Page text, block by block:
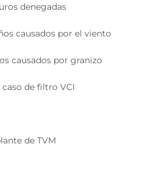
denegadas
causados por el viento
causados por granizo
de filtro VCI
de TVM